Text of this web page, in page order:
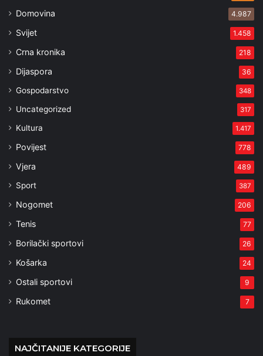
Domovina 4.987
Svijet 1.458
Crna kronika 218
Dijaspora 36
Gospodarstvo 348
Uncategorized 317
Kultura 1.417
Povijest 778
Vjera 489
Sport 387
Nogomet 206
Tenis 77
Borilački sportovi 26
Košarka 24
Ostali sportovi 9
Rukomet 7
NAJČITANIJE KATEGORIJE